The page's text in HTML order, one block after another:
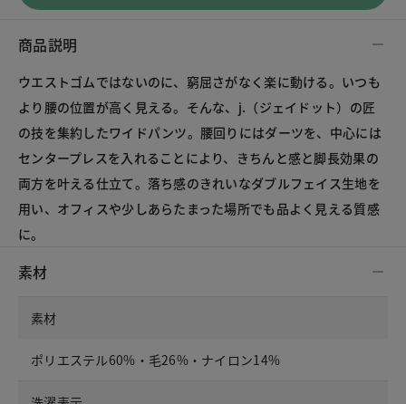
商品説明
ウエストゴムではないのに、窮屈さがなく楽に動ける。いつも
より腰の位置が高く見える。そんな、j.（ジェイドット）の匠
の技を集約したワイドパンツ。腰回りにはダーツを、中心には
センタープレスを入れることにより、きちんと感と脚長効果の
両方を叶える仕立て。落ち感のきれいなダブルフェイス生地を
用い、オフィスや少しあらたまった場所でも品よく見える質感
に。
素材
素材
ポリエステル60%・毛26%・ナイロン14%